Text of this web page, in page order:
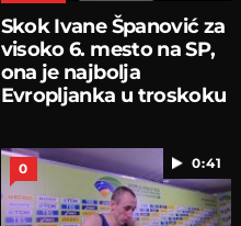
Skok Ivane Španović za
visoko 6. mesto na SP,
ona je najbolja
Evropljanka u troskoku
0:41
0